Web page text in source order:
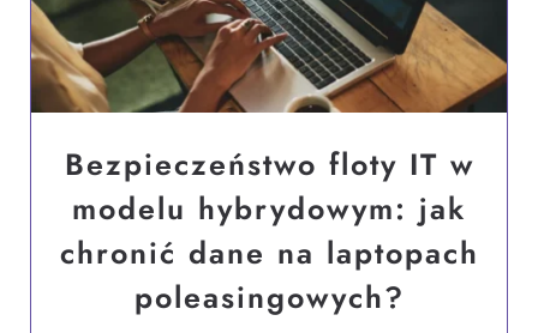
Bezpieczeństwo floty IT w
modelu hybrydowym: jak
chronić dane na laptopach
poleasingowych?